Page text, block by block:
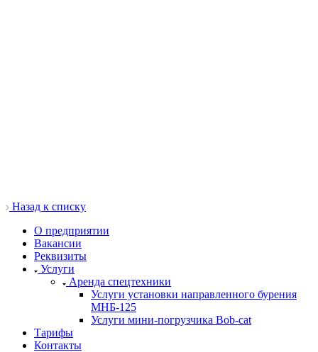
Назад к списку
О предприятии
Вакансии
Реквизиты
Услуги
Аренда спецтехники
Услуги установки направленного бурения
МНБ-125
Услуги мини-погрузчика Bob-cat
Тарифы
Контакты